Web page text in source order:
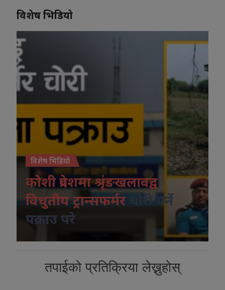
विशेष भिडियो
विशेष भिडियो
कोशी प्रदेशमा श्रृंङखलावद्व
विधुतीय ट्रान्सफर्मर
चोरी गर्ने
पक्राउ परे
तपाईको प्रतिक्रिया लेख्नुहोस्